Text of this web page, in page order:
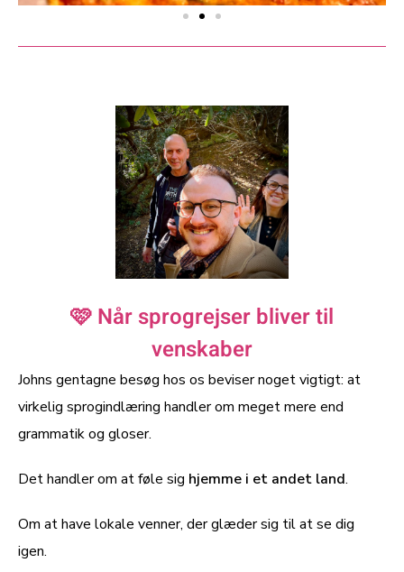
🩷 Når sprogrejser bliver til
venskaber
Johns gentagne besøg hos os beviser noget vigtigt: at
virkelig sprogindlæring handler om meget mere end
grammatik og gloser.
Det handler om at føle sig hjemme i et andet land.
Om at have lokale venner, der glæder sig til at se dig
igen.